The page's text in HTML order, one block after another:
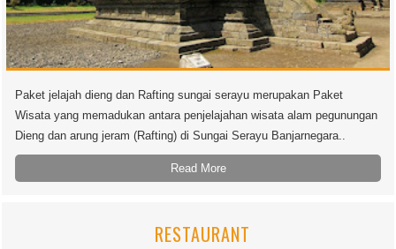
Paket jelajah dieng dan Rafting sungai serayu merupakan Paket
Wisata yang memadukan antara penjelajahan wisata alam pegunungan
Dieng dan arung jeram (Rafting) di Sungai Serayu Banjarnegara..
Read More
RESTAURANT